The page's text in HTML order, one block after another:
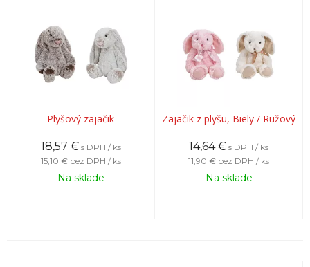
Plyšový zajačik
18,57 € s DPH / ks
15,10 € bez DPH / ks
Na sklade
Zajačik z plyšu, Biely / Ružový
14,64 € s DPH / ks
11,90 € bez DPH / ks
Na sklade